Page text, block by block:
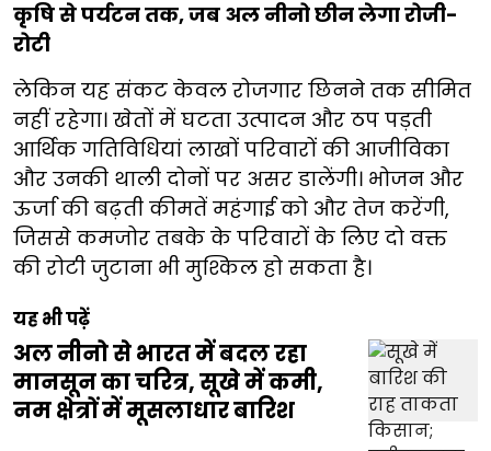
कृषि से पर्यटन तक, जब अल नीनो छीन लेगा रोजी-
रोटी
लेकिन यह संकट केवल रोजगार छिनने तक सीमित
नहीं रहेगा। खेतों में घटता उत्पादन और ठप पड़ती
आर्थिक गतिविधियां लाखों परिवारों की आजीविका
और उनकी थाली दोनों पर असर डालेंगी। भोजन और
ऊर्जा की बढ़ती कीमतें महंगाई को और तेज करेंगी,
जिससे कमजोर तबके के परिवारों के लिए दो वक्त
की रोटी जुटाना भी मुश्किल हो सकता है।
यह भी पढ़ें
अल नीनो से भारत में बदल रहा
मानसून का चरित्र, सूखे में कमी,
नम क्षेत्रों में मूसलाधार बारिश